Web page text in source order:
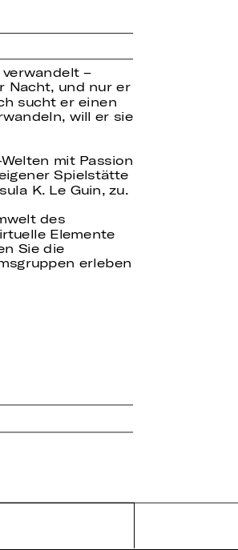
–
Nacht, und nur er
sucht er einen
will er sie
mit Passion
Spielstätte
K. Le Guin, zu.
des
Elemente
Sie die
erleben